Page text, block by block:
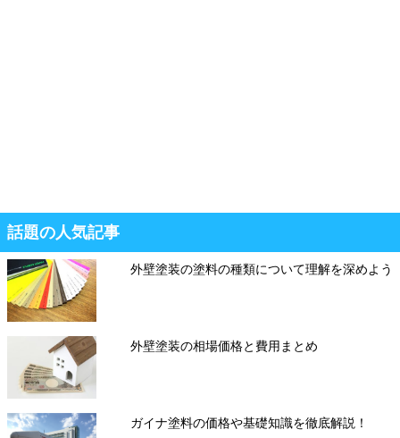
話題の人気記事
外壁塗装の塗料の種類について理解を深めよう
外壁塗装の相場価格と費用まとめ
ガイナ塗料の価格や基礎知識を徹底解説！